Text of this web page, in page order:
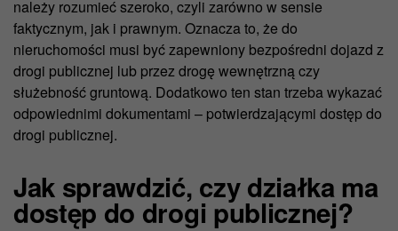
należy rozumieć szeroko, czyli zarówno w sensie
faktycznym, jak i prawnym. Oznacza to, że do
nieruchomości musi być zapewniony bezpośredni dojazd z
drogi publicznej lub przez drogę wewnętrzną czy
służebność gruntową. Dodatkowo ten stan trzeba wykazać
odpowiednimi dokumentami – potwierdzającymi dostęp do
drogi publicznej.
Jak sprawdzić, czy działka ma
dostęp do drogi publicznej?